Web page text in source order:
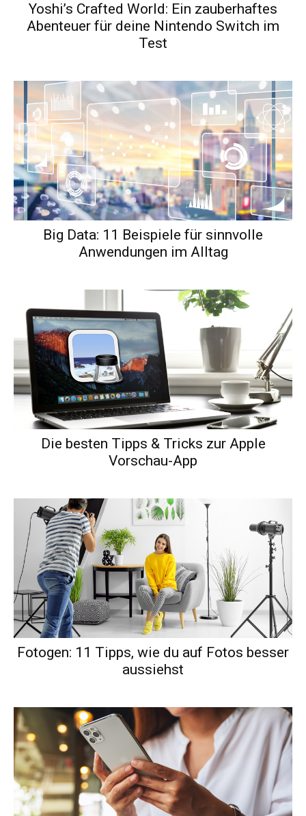
Yoshi’s Crafted World: Ein zauberhaftes
Abenteuer für deine Nintendo Switch im
Test
Big Data: 11 Beispiele für sinnvolle
Anwendungen im Alltag
Die besten Tipps & Tricks zur Apple
Vorschau-App
Fotogen: 11 Tipps, wie du auf Fotos besser
aussiehst